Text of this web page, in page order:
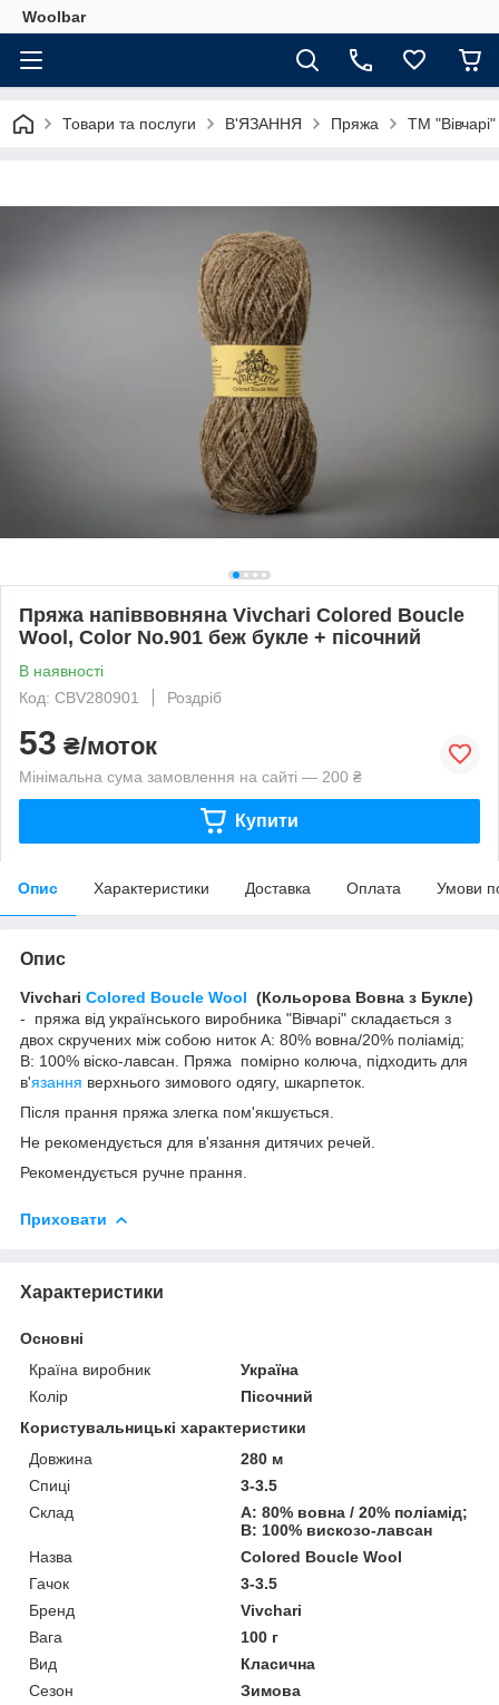
Woolbar
Товари та послуги В'ЯЗАННЯ Пряжа ТМ "Вівчарі"
Пряжа напіввовняна Vivchari Colored Boucle
Wool, Color No.901 беж букле + пісочний
В наявності
Код: CBV280901
Роздріб
53 ₴/моток
Мінімальна сума замовлення на сайті — 200 ₴
Купити
Опис Характеристики Доставка Оплата Умови
Опис
Vivchari Colored Boucle Wool (Кольорова Вовна з Букле)
- пряжа від українського виробника "Вівчарі" складається з
двох скручених між собою ниток А: 80% вовна/20% поліамід;
В: 100% віско-лавсан. Пряжа помірно колюча, підходить для
в'язання верхнього зимового одягу, шкарпеток.
Після прання пряжа злегка пом'якшується.
Не рекомендується для в'язання дитячих речей.
Рекомендується ручне прання.
Приховати
Характеристики
Основні
Країна виробник
Україна
Колір
Пісочний
Користувальницькі характеристики
Довжина
280 м
Спиці
3-3.5
Склад
А: 80% вовна / 20% поліамід;
В: 100% вискозо-лавсан
Назва
Colored Boucle Wool
Гачок
3-3.5
Бренд
Vivchari
Вага
100 г
Вид
Класична
Сезон
Зимова